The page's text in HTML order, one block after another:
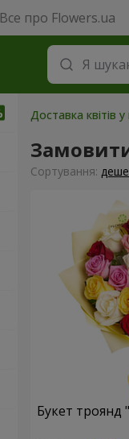
Все про Flowers.ua
Доставка квітів
Сортування:
Букет троянд